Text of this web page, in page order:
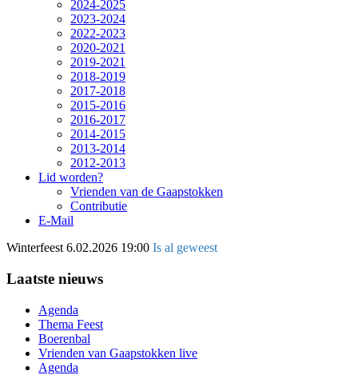
2024-2025
2023-2024
2022-2023
2020-2021
2019-2021
2018-2019
2017-2018
2015-2016
2016-2017
2014-2015
2013-2014
2012-2013
Lid worden?
Vrienden van de Gaapstokken
Contributie
E-Mail
Winterfeest 6.02.2026 19:00 Is al geweest
Laatste nieuws
Agenda
Thema Feest
Boerenbal
Vrienden van Gaapstokken live
Agenda